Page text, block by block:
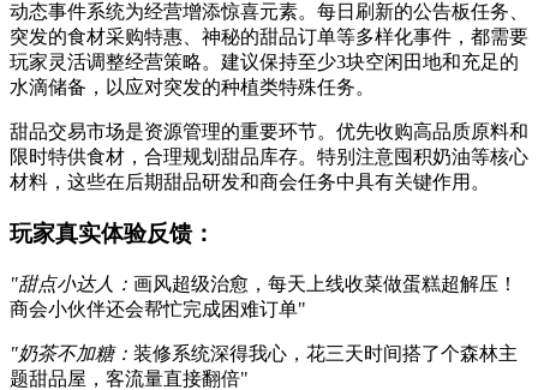
动态事件系统为经营增添惊喜元素。每日刷新的公告板任务、
突发的食材采购特惠、神秘的甜品订单等多样化事件，都需要
玩家灵活调整经营策略。建议保持至少3块空闲田地和充足的
水滴储备，以应对突发的种植类特殊任务。
甜品交易市场是资源管理的重要环节。优先收购高品质原料和
限时特供食材，合理规划甜品库存。特别注意囤积奶油等核心
材料，这些在后期甜品研发和商会任务中具有关键作用。
玩家真实体验反馈：
"甜点小达人： 画风超级治愈，每天上线收菜做蛋糕超解压！
商会小伙伴还会帮忙完成困难订单"
"奶茶不加糖： 装修系统深得我心，花三天时间搭了个森林主
题甜品屋，客流量直接翻倍"